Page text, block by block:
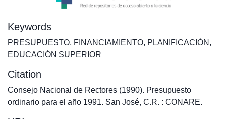
Keywords
PRESUPUESTO, FINANCIAMIENTO, PLANIFICACIÓN ,
EDUCACIÓN SUPERIOR
Citation
Consejo Nacional de Rectores (1990). Presupuesto
ordinario para el año 1991. San José, C.R. : CONARE.